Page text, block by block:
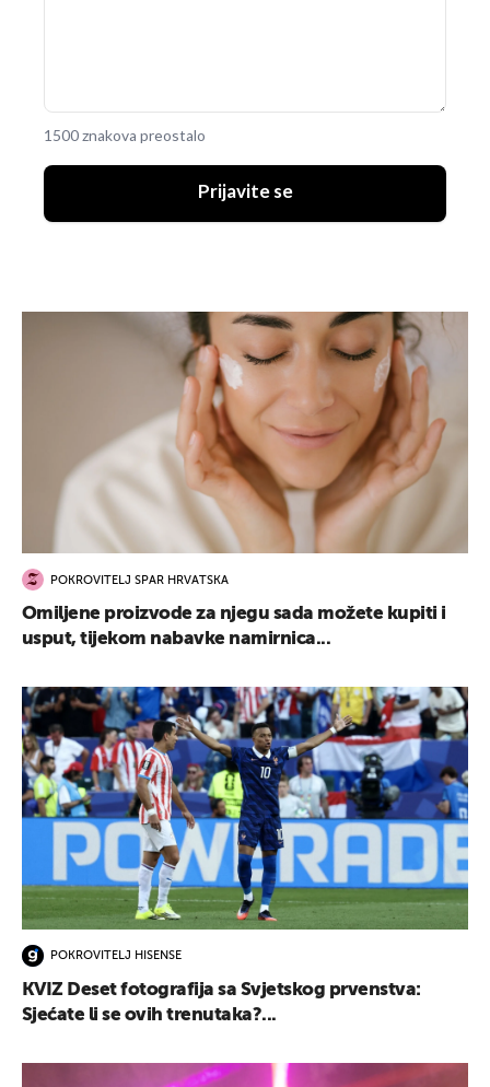
1500 znakova preostalo
Prijavite se
POKROVITELJ SPAR HRVATSKA
Omiljene proizvode za njegu sada možete kupiti i
usput, tijekom nabavke namirnica...
POKROVITELJ HISENSE
KVIZ Deset fotografija sa Svjetskog prvenstva:
Sjećate li se ovih trenutaka?...